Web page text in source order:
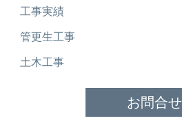
工事実績
管更生工事
土木工事
お問合せ